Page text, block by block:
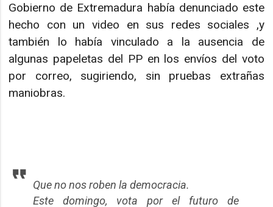
Gobierno de Extremadura había denunciado este
hecho con un video en sus redes sociales ,y
también lo había vinculado a la ausencia de
algunas papeletas del PP en los envíos del voto
por correo, sugiriendo, sin pruebas extrañas
maniobras.
Que no nos roben la democracia.
Este domingo, vota por el futuro de